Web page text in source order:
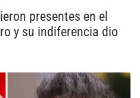
presentes en el
y su indiferencia dio